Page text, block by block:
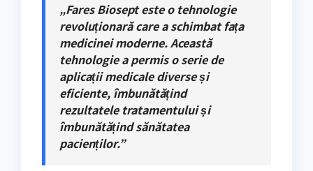
„Fares Biosept este o tehnologie
revoluționară care a schimbat fața
medicinei moderne. Această
tehnologie a permis o serie de
aplicații medicale diverse și
eficiente, îmbunătățind
rezultatele tratamentului și
îmbunătățind sănătatea
pacienților.”